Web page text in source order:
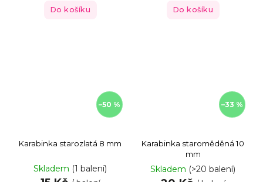
Do košíku Do košíku
–50 %
Karabinka starozlatá 8 mm
Skladem (1 balení)
–33 %
Karabinka staroměděná 10
mm
Skladem (>20 balení)